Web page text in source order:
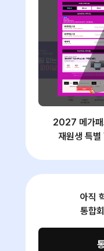
2027 메가패
재원생 특별
아직
통합